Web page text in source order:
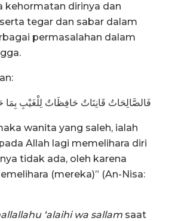
kehormatan dirinya dan
tegar dan sabar dalam
permasalahan dalam
فَالصَّالِحَاتُ قَانِتَاتٌ حَافِظَاتٌ لِلْغَيْبِ بِمَا
wanita yang saleh, ialah
Allah lagi memelihara diri
tidak ada, oleh karena
(mereka)” (An-Nisa:
‘alaihi wa sallam saat